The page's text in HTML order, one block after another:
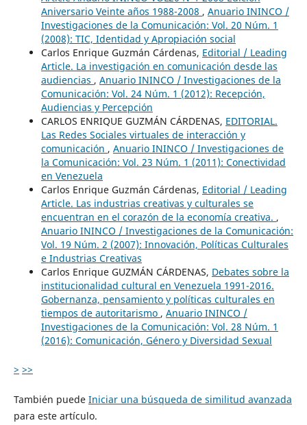
Aniversario Veinte años 1988-2008 , Anuario ININCO /
Investigaciones de la Comunicación: Vol. 20 Núm. 1
(2008): TIC, Identidad y Apropiación social
Carlos Enrique Guzmán Cárdenas, Editorial / Leading
Article. La investigación en comunicación desde las
audiencias , Anuario ININCO / Investigaciones de la
Comunicación: Vol. 24 Núm. 1 (2012): Recepción,
Audiencias y Percepción
CARLOS ENRIQUE GUZMÁN CÁRDENAS, EDITORIAL.
Las Redes Sociales virtuales de interacción y
comunicación , Anuario ININCO / Investigaciones de
la Comunicación: Vol. 23 Núm. 1 (2011): Conectividad
en Venezuela
Carlos Enrique Guzmán Cárdenas, Editorial / Leading
Article. Las industrias creativas y culturales se
encuentran en el corazón de la economía creativa. ,
Anuario ININCO / Investigaciones de la Comunicación:
Vol. 19 Núm. 2 (2007): Innovación, Políticas Culturales
e Industrias Creativas
Carlos Enrique GUZMÁN CÁRDENAS, Debates sobre la
institucionalidad cultural en Venezuela 1991-2016.
Gobernanza, pensamiento y políticas culturales en
tiempos de autoritarismo , Anuario ININCO /
Investigaciones de la Comunicación: Vol. 28 Núm. 1
(2016): Comunicación, Género y Diversidad Sexual
> >>
También puede Iniciar una búsqueda de similitud avanzada
para este artículo.